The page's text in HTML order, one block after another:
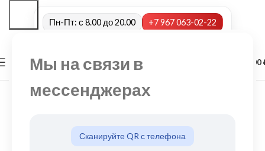
Мы на связи в
мессенджерах
Сканируйте QR с телефона
Пн-Пт: с 8.00 до 20.00 +7 967 063-02-22
МЕНЮ 0,00